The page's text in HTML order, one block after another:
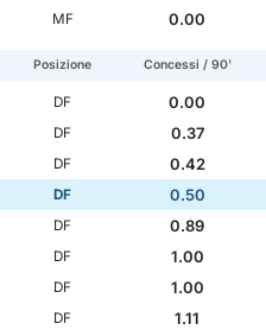
MF 0.00
Posizione Concessi / 90'
DF
0.00
DF
0.37
DF
0.42
DF
0.50
DF
0.89
DF
1.00
DF
1.00
DF 1.11